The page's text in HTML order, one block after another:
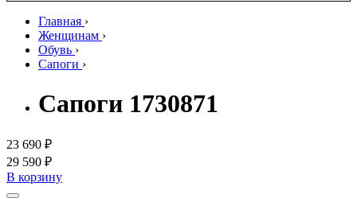
Главная ›
Женщинам ›
Обувь ›
Сапоги ›
Сапоги 1730871
23 690 ₽
29 590 ₽
В корзину